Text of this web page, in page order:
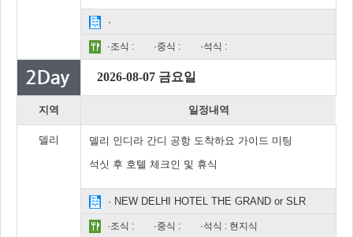
·
·조식 : ·중식 : ·석식 :
2026-08-07 금요일
지역 일정내역
델리
델리 인디라 간디 공항 도착하요 가이드 미팅
석싯 후 호텔 체크인 및 휴식
· NEW DELHI HOTEL THE GRAND or SLR
·조식 : ·중식 : ·석식 : 현지식